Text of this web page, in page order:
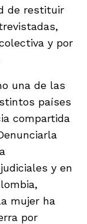
de restituir
y por
una de las
países
compartida
y en
mujer ha
por